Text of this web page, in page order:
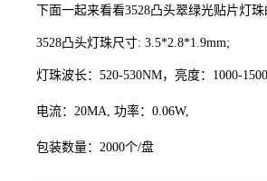
下面一起来看看3528凸头翠绿光贴片灯珠
3528凸头灯珠尺寸: 3.5*2.8*1.9mm;
灯珠波长：520-530NM，亮度：1000-
电流：20MA, 功率：0.06W,
包装数量：2000个/盘